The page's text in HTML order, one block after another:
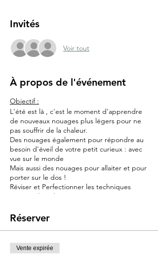
Invités
Voir tout
À propos de l'événement
Objectif :
L'été est là , c'est le moment d'apprendre
de nouveaux nouages plus légers pour ne
pas souffrir de la chaleur.
Des nouages également pour répondre au
besoin d'éveil de votre petit curieux : avec
vue sur le monde
Mais aussi des nouages pour allaiter et pour
porter sur le dos !
Réviser et Perfectionner les techniques
apprises lors du 1er cours
pratiques, légers et confortables
Portage Spécial ETE
✅ Révision du nouage de base
Réserver
Vente expirée